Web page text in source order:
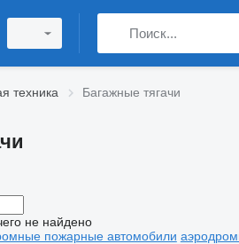
техника Багажные тягачи
не найдено
пожарные автомобили